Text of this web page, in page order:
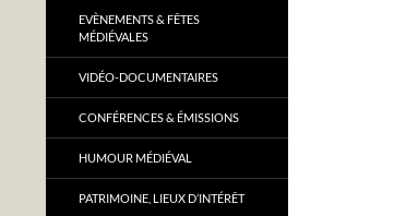
EVÈNEMENTS & FÊTES
MÉDIÉVALES
VIDÉO-DOCUMENTAIRES
CONFÉRENCES & ÉMISSIONS
HUMOUR MÉDIÉVAL
PATRIMOINE, LIEUX D’INTÉRÊT